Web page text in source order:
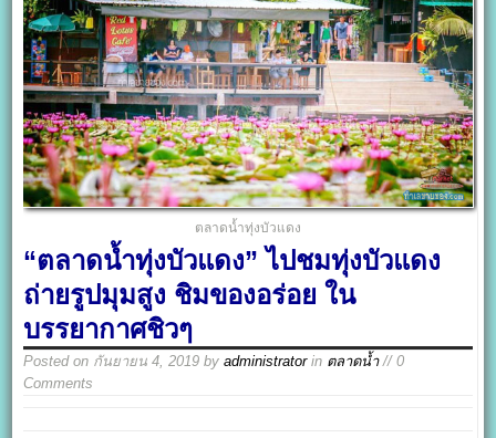
ตลาดน้ำทุ่งบัวแดง
“ตลาดน้ำทุ่งบัวแดง” ไปชมทุ่งบัวแดง
ถ่ายรูปมุมสูง ชิมของอร่อย ใน
บรรยากาศชิวๆ
Posted on กันยายน 4, 2019 byadministratorin ตลาดน้ำ// 0
Comments